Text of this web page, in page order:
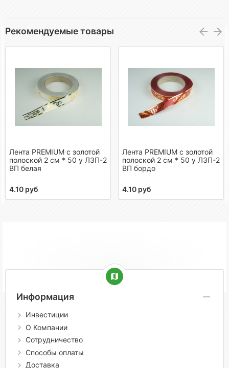
Рекомендуемые товары
Лента PREMIUM с золотой
полоской 2 см * 50 у ЛЗП-2
ВП белая
4.10 руб
Лента PREMIUM с золотой
полоской 2 см * 50 у ЛЗП-2
ВП бордо
4.10 руб
Информация
Инвестиции
О Компании
Сотрудничество
Способы оплаты
Доставка